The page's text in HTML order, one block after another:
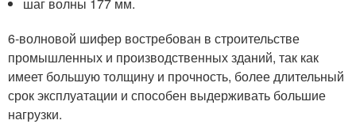
6-волновой шифер востребован в строительстве
промышленных и производственных зданий, так как
имеет большую толщину и прочность, более длительный
срок эксплуатации и способен выдерживать большие
нагрузки.